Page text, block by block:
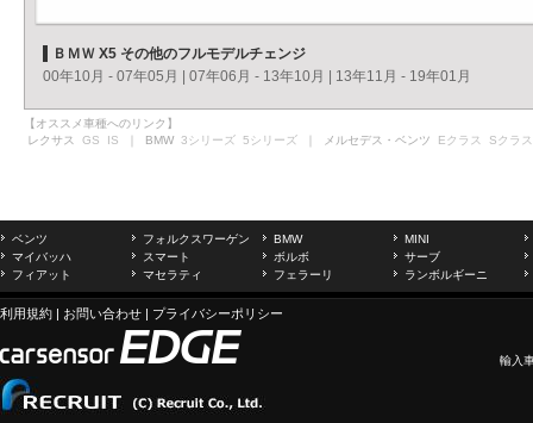
ＢＭＷ X5 その他のフルモデルチェンジ
00年10月 - 07年05月
07年06月 - 13年10月 13年11月 - 19年01月
【オススメ車種へのリンク】
レクサス GS IS ｜ BMW 3シリーズ 5シリーズ ｜ メルセデス・ベンツ Eクラス Sクラス
ベンツ フォルクスワーゲン BMW
MINI
マイバッハ
スマート ボルボ
サーブ
フィアット
マセラティ フェラーリ ランボルギーニ
利用規約 | お問い合わせ | プライバシーポリシー
輸入